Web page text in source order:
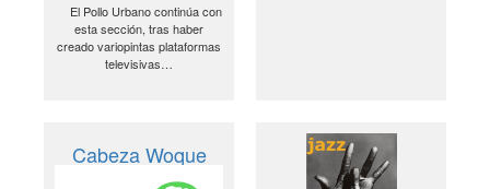
El Pollo Urbano continúa con
esta sección, tras haber
creado variopintas plataformas
televisivas…
Cabeza Woque